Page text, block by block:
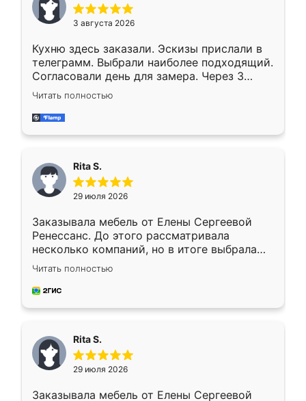
3 августа 2026
Кухню здесь заказали. Эскизы прислали в
телеграмм. Выбрали наиболее подходящий.
Согласовали день для замера. Через 3
недели кухня была уже готова. Остались
довольны работой. Спасибо Ренессанс
мебель за качественную работу!
Читать полностью
Rita S.
29 июля 2026
Заказывала мебель от Елены Сергеевой
Ренессанс. До этого рассматривала
несколько компаний, но в итоге выбрала
эту. Сначала обговорили условия, потом
приехал замерщик, всё спокойно объяснил
и снял размеры. Изготовили в срок, с
каких-либо доработок. Качеством осталась
довольна, все выглядит так, как и ожидала.
Читать полностью
Rita S.
29 июля 2026
Заказывала мебель от Елены Сергеевой